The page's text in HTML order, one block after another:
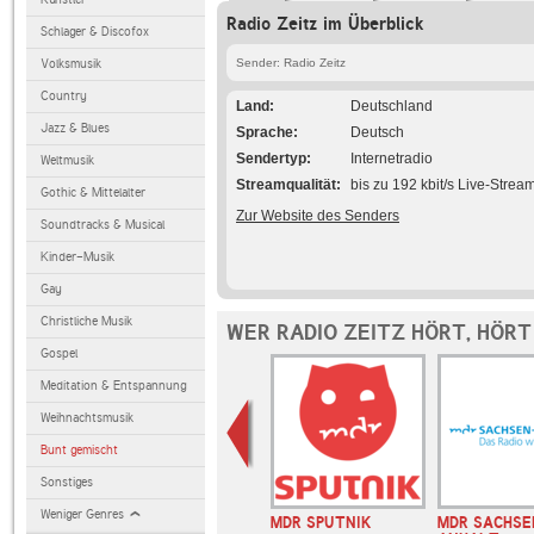
Schlager & Discofox
Volksmusik
Country
Jazz & Blues
Weltmusik
Gothic & Mittelalter
Soundtracks & Musical
Kinder-Musik
Gay
Christliche Musik
Gospel
Meditation & Entspannung
Weihnachtsmusik
Bunt gemischt
Sonstiges
Weniger Genres
Radio Zeitz im Überblick
Sender: Radio Zeitz
Land
Deutschland
Sprache
Deutsch
Sendertyp
Internetradio
Streamqualität
bis zu 192 kbit/s Live-
Zur Website des Senders
WER RADIO ZEITZ HÖRT,
SWR3 MDR SPUTNIK
MDR